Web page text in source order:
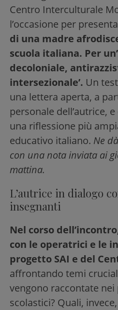
Centro Interculturale
l’occasione per
di una madre
scuola italiana. Per
decoloniale,
intersezionale’. Un
una lettera aperta, a
personale dell’autrice,
una riflessione più
educativo italiano. Ne
con una nota inviata ai
mattina.
L’autrice in dialogo
insegnanti
Nel corso
con le operatrici e le
progetto SAI e del
affrontando temi
vengono raccontate
scolastici? Quali,